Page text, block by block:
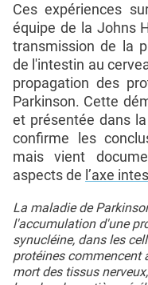
Ces expériences
équipe de la Johns
transmission de la
de l'intestin au
propagation des
Parkinson. Cette
et présentée dans
confirme les
mais vient
aspects de l’axe
La maladie de
l'accumulation d'une
synucléine, dans les
protéines commencent
mort des tissus